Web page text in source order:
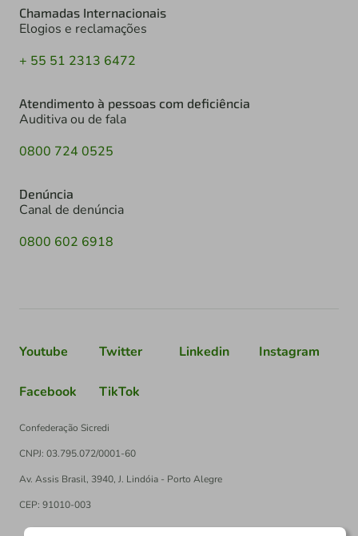
Chamadas Internacionais
Elogios e reclamações
+ 55 51 2313 6472
Atendimento à pessoas com deficiência
Auditiva ou de fala
0800 724 0525
Denúncia
Canal de denúncia
0800 602 6918
Youtube Twitter Linkedin Instagram
Facebook TikTok
Confederação Sicredi
CNPJ: 03.795.072/0001-60
Av. Assis Brasil, 3940, J. Lindóia - Porto Alegre
CEP: 91010-003